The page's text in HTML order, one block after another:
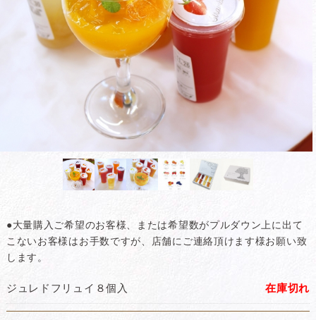
●大量購入ご希望のお客様、または希望数がプルダウン上に出て
こないお客様はお手数ですが、店舗にご連絡頂けます様お願い致
します。
ジュレドフリュイ８個入 在庫切れ